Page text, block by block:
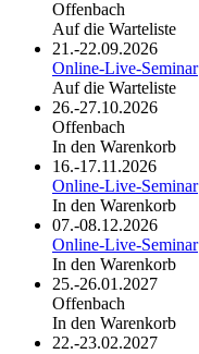
Offenbach
Auf die Warteliste
21.-22.09.2026
Online-Live-Seminar
Auf die Warteliste
26.-27.10.2026
Offenbach
In den Warenkorb
16.-17.11.2026
Online-Live-Seminar
In den Warenkorb
07.-08.12.2026
Online-Live-Seminar
In den Warenkorb
25.-26.01.2027
Offenbach
In den Warenkorb
22.-23.02.2027